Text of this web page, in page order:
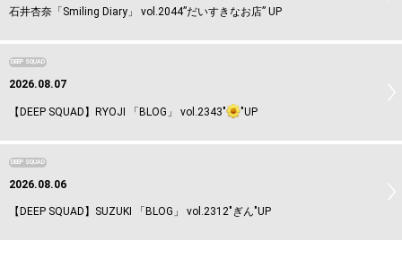
石井杏奈「Smiling Diary」 vol.2044”だいすきなお店” UP
DEEP SQUAD
2026.08.07
【DEEP SQUAD】RYOJI 「BLOG」 vol.2343" "UP
DEEP SQUAD
2026.08.06
【DEEP SQUAD】SUZUKI 「BLOG」 vol.2312"ぎん"UP
more